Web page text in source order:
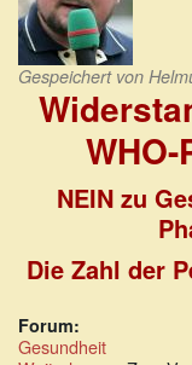
Gespeichert von
NEIN zu
Die Zahl der
Forum:
Gesundheit